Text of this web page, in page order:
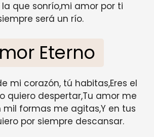
la que sonrío,mi amor por ti
será un río.
Eterno
mi corazón, tú habitas,Eres el
quiero despertar,Tu amor me
mil formas me agitas,Y en tus
por siempre descansar.